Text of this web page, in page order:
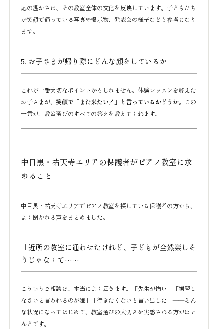
応の温かさは、その教室全体の文化を反映しています。子どもたち
が笑顔で通っている写真や掲示物、発表会の様子なども参考になり
ます。
5. お子さまが帰り際にどんな顔をしているか
これが一番大切なポイントかもしれません。体験レッスンを終えた
お子さまが、笑顔で「また来たい！」と言っているかどうか。この
一言が、教室選びのすべての答えを教えてくれます。
中目黒・祐天寺エリアの保護者がピアノ教室に求
めること
中目黒・祐天寺エリアでピアノ教室を探している保護者の方から、
よく聞かれる声をまとめました。
「近所の教室に通わせたけれど、子どもが全然楽しそ
うじゃなくて……」
こういうご相談は、本当によく届きます。「先生が怖い」「練習し
なさいと言われるのが嫌」「行きたくないと言い出した」——そん
な状況になってはじめて、教室選びの大切さを実感される方がほと
んどです。